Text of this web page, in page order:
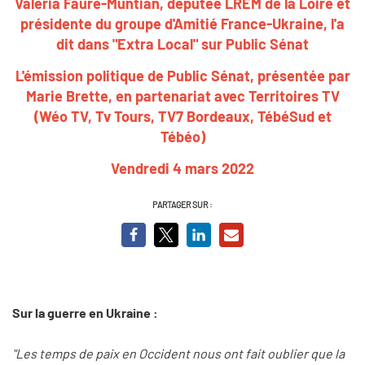
présidente du groupe d'Amitié France-Ukraine, l'a
dit dans "Extra Local" sur Public Sénat
L'émission politique de Public Sénat, présentée par
Marie Brette, en partenariat avec Territoires TV
(Wéo TV, Tv Tours, TV7 Bordeaux, TébéSud et
Tébéo)
Vendredi 4 mars 2022
PARTAGER SUR :
Sur la guerre en Ukraine :
"Les temps de paix en Occident nous ont fait oublier que la